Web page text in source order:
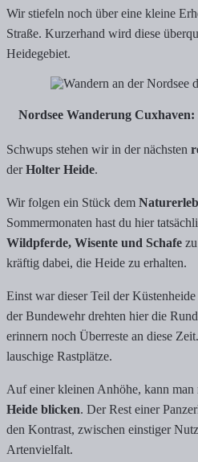
Wir stiefeln noch über eine kleine
Straße. Kurzerhand wird diese
Heidegebiet.
Nordsee Wanderung
Schwups stehen wir in der nächsten
derHolter Heide.
Wir folgen ein Stück dem
Sommermonaten hast du hier
Wildpferde, Wisente und Schafe
kräftig dabei, die Heide zu erhalten.
Einst war dieser Teil der
der Bundewehr drehten hier die
erinnern noch Überreste an diese
lauschige Rastplätze.
Auf einer kleinen Anhöhe, kann
Heide blicken. Der Rest einer
den Kontrast, zwischen einstiger
Artenvielfalt.